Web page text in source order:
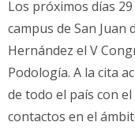
Los próximos días
campus de San Juan
Hernández el V
Podología. A la cita
de todo el país con
contactos en el